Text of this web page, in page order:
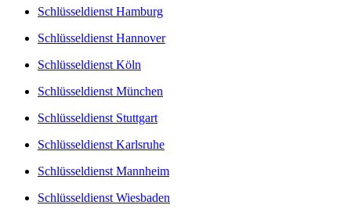
Schlüsseldienst Hamburg
Schlüsseldienst Hannover
Schlüsseldienst Köln
Schlüsseldienst München
Schlüsseldienst Stuttgart
Schlüsseldienst Karlsruhe
Schlüsseldienst Mannheim
Schlüsseldienst Wiesbaden